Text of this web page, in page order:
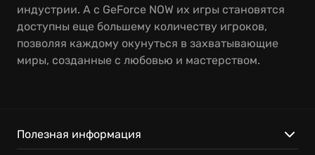
индустрии. А с GeForce NOW их игры становятся
доступны еще большему количеству игроков,
позволяя каждому окунуться в захватывающие
миры, созданные с любовью и мастерством.
Полезная информация